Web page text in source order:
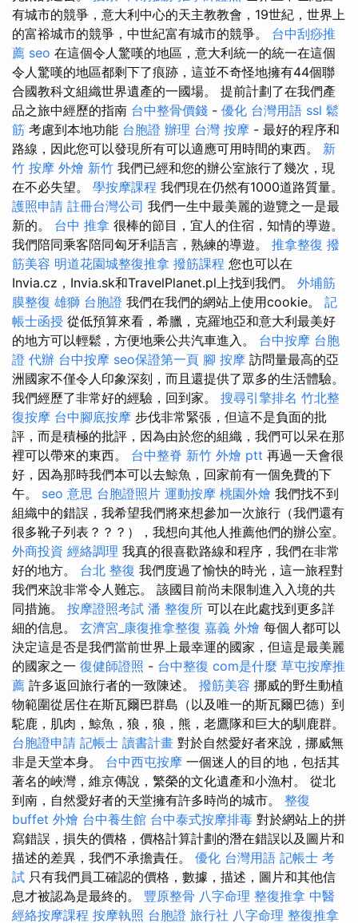
有城市的競爭，意大利中心的天主教教會，19世紀，世界上
的富裕城市的競爭，中世紀富有城市的競爭。 台中刮痧推
薦 seo 在這個令人驚嘆的地區，意大利統一的統一在這個
令人驚嘆的地區都剩下了痕跡，這並不奇怪地擁有44個聯
合國教科文組織世界遺產的一國場。 提前計劃了在我們產
品之旅中經歷的指南 台中整骨價錢 - 優化 台灣用語 ssl 鬆
筋 考慮到本地功能 台胞證 辦理 台灣 按摩 - 最好的程序和
路線，因此您可以發現所有可以適應可用時間的東西。 新
竹 按摩 外燴 新竹 我們已經和您的辦公室旅行了幾次，現
在不必失望。 學按摩課程 我們現在仍然有1000道路質量。
護照申請 註冊台灣公司 我們一生中最美麗的遊覽之一是最
新的。 台中 推拿 很棒的節目，宜人的住宿，知情的導遊。
我們陪同乘客陪同匈牙利語言，熟練的導遊。 推拿整復 撥
筋美容 明道花園城整復推拿 撥筋課程 您也可以在
Invia.cz，Invia.sk和TravelPlanet.pl上找到我們。 外埔筋
膜整復 雄獅 台胞證 我們在我們的網站上使用cookie。 記
帳士函授 從低預算來看，希臘，克羅地亞和意大利最美好
的地方可以輕鬆，方便地乘公共汽車進入。 台中按摩 台胞
證 代辦 台中按摩 seo保證第一頁 腳 按摩 訪問量最高的亞
洲國家不僅令人印象深刻，而且還提供了眾多的生活體驗。
我們經歷了非常好的經驗，回到家。 搜尋引擎排名 竹北整
復按摩 台中腳底按摩 步伐非常緊張，但這不是負面的批
評，而是積極的批評，因為由於您的組織，我們可以呆在那
裡可以帶來的東西。 台中整脊 新竹 外燴 ptt 再過一天會很
好，因為那時我們本可以去鯨魚，回家前有一個免費的下
午。 seo 意思 台胞證照片 運動按摩 桃園外燴 我們找不到
組織中的錯誤，我希望我們將來想參加一次旅行（我們還有
很多靴子列表？？？），我想向其他人推薦他們的辦公室。
外商投資 經絡調理 我真的很喜歡路線和程序，我們在非常
好的地方。 台北 整復 我們度過了愉快的時光，這一旅程對
我們來說非常令人難忘。 該國目前尚未限制進入入境的共
同措施。 按摩證照考試 潘 整復所 可以在此處找到更多詳
細的信息。 玄濟宮_康復推拿整復 嘉義 外燴 每個人都可以
決定這是否是我們當前世界上最幸運的國家，但這是最美麗
的國家之一 復健師證照 - 台中整復 com是什麼 草屯按摩推
薦 許多返回旅行者的一致陳述。 撥筋美容 挪威的野生動植
物範圍從居住在斯瓦爾巴群島（以及唯一的斯瓦爾巴德）到
駝鹿，肌肉，鯨魚，狼，狼，熊，老鷹隊和巨大的馴鹿群。
台胞證申請 記帳士 讀書計畫 對於自然愛好者來說，挪威無
非是天堂本身。 台中西屯按摩 一個迷人的目的地，包括其
著名的峽灣，維京傳說，繁榮的文化遺產和小漁村。 從北
到南，自然愛好者的天堂擁有許多時尚的城市。 整復
buffet 外燴 台中養生館 台中泰式按摩排毒 對於網站上的拼
寫錯誤，損失的價格，價格計算計劃的潛在錯誤以及圖片和
描述的差異，我們不承擔責任。 優化 台灣用語 記帳士 考
試 只有我們員工確認的價格，數據，描述，圖片和其他信
息才被認為是最終的。 豐原整骨 八字命理 整復推拿 中醫
經絡按摩課程 按摩執照 台胞證 旅行社 八字命理 整復推拿